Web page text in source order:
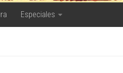
Especiales